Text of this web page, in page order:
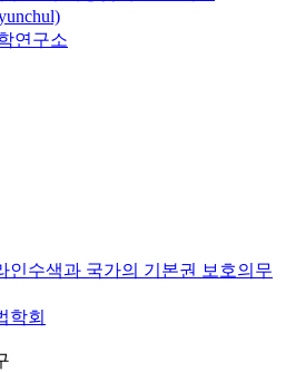
연구소
인수색과 국가의 기본권 보호의무
학회